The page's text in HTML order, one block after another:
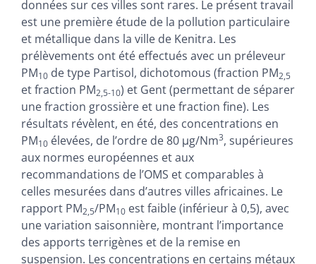
données sur ces villes sont rares. Le présent travail
est une première étude de la pollution particulaire
et métallique dans la ville de Kenitra. Les
prélèvements ont été effectués avec un préleveur
PM10 de type Partisol, dichotomous (fraction PM2,5
et fraction PM2,5-10) et Gent (permettant de séparer
une fraction grossière et une fraction fine). Les
résultats révèlent, en été, des concentrations en
PM10 élevées, de lʼordre de 80 μg/Nm3, supérieures
aux normes européennes et aux
recommandations de lʼOMS et comparables à
celles mesurées dans dʼautres villes africaines. Le
rapport PM2,5/PM10 est faible (inférieur à 0,5), avec
une variation saisonnière, montrant lʼimportance
des apports terrigènes et de la remise en
suspension. Les concentrations en certains métaux